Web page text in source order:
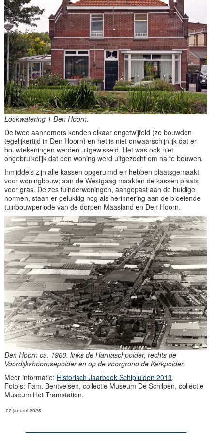
Lookwatering 1 Den Hoorn.
De twee aannemers kenden elkaar ongetwijfeld (ze bouwden
tegelijkertijd in Den Hoorn) en het is niet onwaarschijnlijk dat er
bouwtekeningen werden uitgewisseld. Het was ook niet
ongebruikelijk dat een woning werd uitgezocht om na te bouwen.
Inmiddels zijn alle kassen opgeruimd en hebben plaatsgemaakt
voor woningbouw; aan de Westgaag maakten de kassen plaats
voor gras. De zes tuinderwoningen, aangepast aan de huidige
normen, staan er gelukkig nog als herinnering aan de bloeiende
tuinbouwperiode van de dorpen Maasland en Den Hoorn.
Den Hoorn ca. 1960. links de Harnaschpolder, rechts de
Voordijkshoornsepolder en op de voorgrond de Kerkpolder.
Meer informatie: Historisch Jaarboek Schipluiden 2013.
Foto's: Fam. Bentvelsen, collectie Museum De Schilpen, collectie
Museum Het Tramstation.
02 januari 2025